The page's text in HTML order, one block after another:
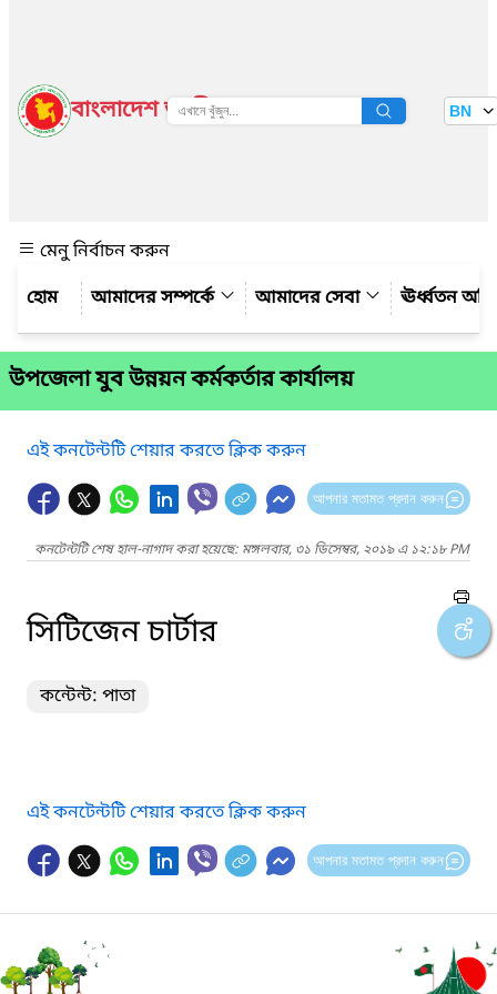
বাংলাদেশ জাতীয় তথ্য বাতায়ন BN
মেনু নির্বাচন করুন
আমাদের সম্পর্কে
আমাদের সেবা ঊর্ধ্বতন
উপজেলা যুব উন্নয়ন কর্মকর্তার কার্যালয়
এই কনটেন্টটি শেয়ার করতে ক্লিক করুন
আপনার মতামত প্রদান করুন
কনটেন্টটি শেষ হাল-নাগাদ করা হয়েছে: মঙ্গলবার, ৩১ ডিসেম্বর, ২০১৯ এ ১২:১৮ PM
সিটিজেন চার্টার
কন্টেন্ট: পাতা
এই কনটেন্টটি শেয়ার করতে ক্লিক করুন
আপনার মতামত প্রদান করুন